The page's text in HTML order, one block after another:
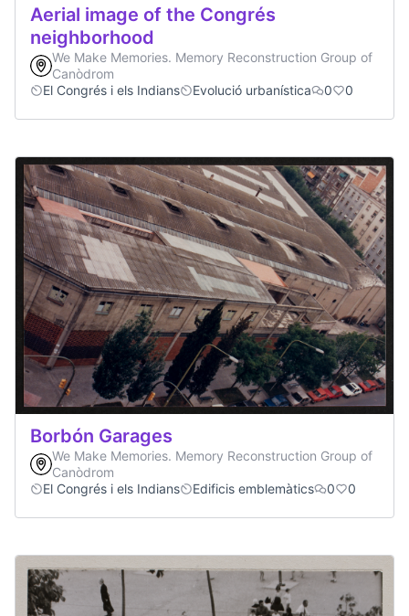
Aerial image of the Congrés
neighborhood
We Make Memories. Memory Reconstruction Group of
Canòdrom
El Congrés i els Indians
Evolució urbanística 0 0
Borbón Garages
We Make Memories. Memory Reconstruction Group of
Canòdrom
El Congrés i els Indians
Edificis emblemàtics 0 0